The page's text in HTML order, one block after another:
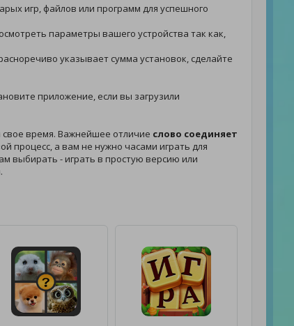
игр, файлов или программ для успешного
параметры вашего устройства так как,
указывает сумма установок, сделайте
приложение, если вы загрузили
свое время. Важнейшее отличие слово соединяет
процесс, а вам не нужно часами играть для
выбирать - играть в простую версию или